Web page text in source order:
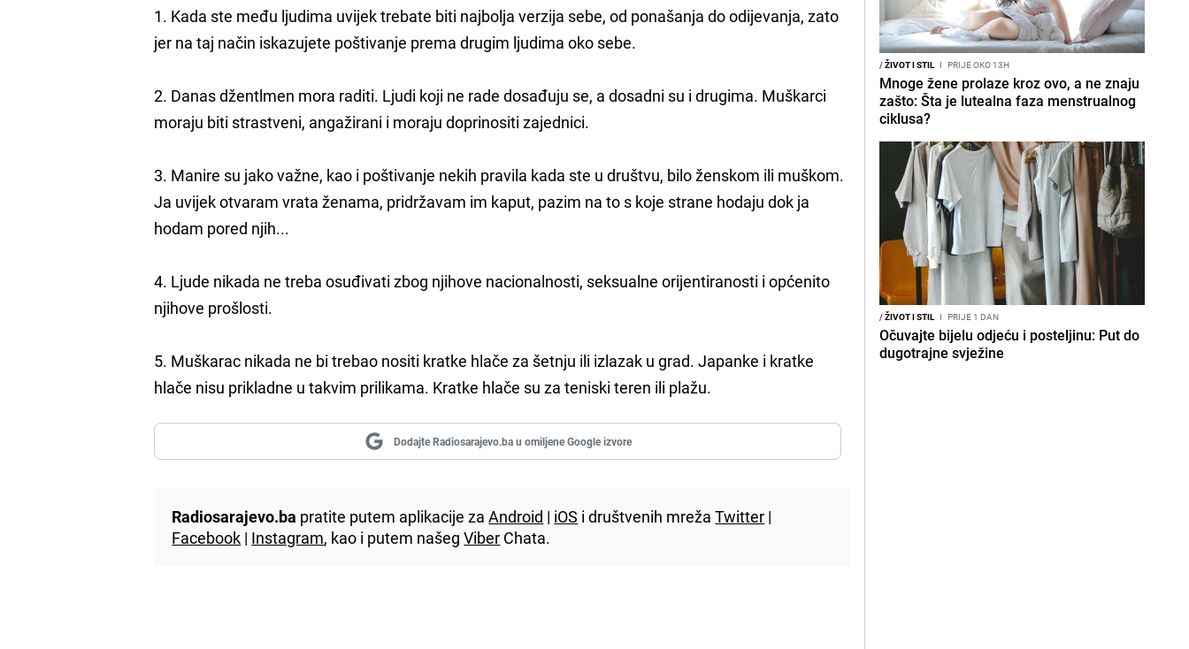
1. Kada ste među ljudima uvijek trebate biti najbolja verzija sebe, od ponašanja do odijevanja, zato
jer na taj način iskazujete poštivanje prema drugim ljudima oko sebe.
2. Danas džentlmen mora raditi. Ljudi koji ne rade dosađuju se, a dosadni su i drugima. Muškarci
moraju biti strastveni, angažirani i moraju doprinositi zajednici.
3. Manire su jako važne, kao i poštivanje nekih pravila kada ste u društvu, bilo ženskom ili muškom.
Ja uvijek otvaram vrata ženama, pridržavam im kaput, pazim na to s koje strane hodaju dok ja
hodam pored njih...
4. Ljude nikada ne treba osuđivati zbog njihove nacionalnosti, seksualne orijentiranosti i općenito
njihove prošlosti.
5. Muškarac nikada ne bi trebao nositi kratke hlače za šetnju ili izlazak u grad. Japanke i kratke
hlače nisu prikladne u takvim prilikama. Kratke hlače su za teniski teren ili plažu.
Dodajte Radiosarajevo.ba u omiljene Google izvore
Radiosarajevo.ba pratite putem aplikacije zaAndroid | iOS i društvenih mrežaTwitter |
Facebook | Instagram, kao i putem našegViber Chata.
/ŽIVOT I STIL I PRIJE OKO 13H
Mnoge žene prolaze kroz ovo, a ne znaju
zašto: Šta je lutealna faza menstrualnog
ciklusa?
/ŽIVOT I STIL I PRIJE 1 DAN
Očuvajte bijelu odjeću i posteljinu: Put do
dugotrajne svježine